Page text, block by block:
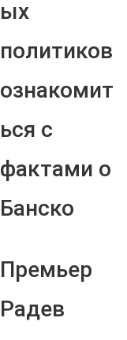
ых
политиков
ознакомит
ься с
фактами о
Банско
Премьер
Радев